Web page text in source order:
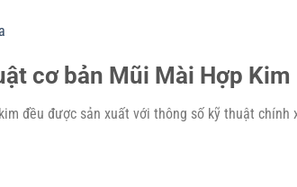
cơ bản Mũi Mài Hợp Kim
đều được sản xuất với thông số kỹ thuật